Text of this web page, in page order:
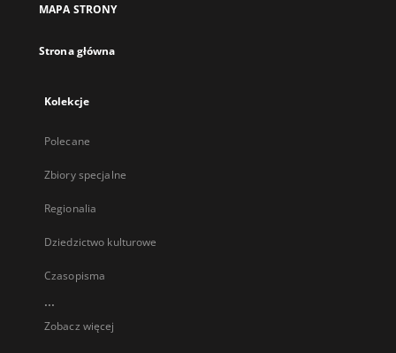
MAPA STRONY
Strona główna
Kolekcje
Polecane
Zbiory specjalne
Regionalia
Dziedzictwo kulturowe
Czasopisma
...
Zobacz więcej